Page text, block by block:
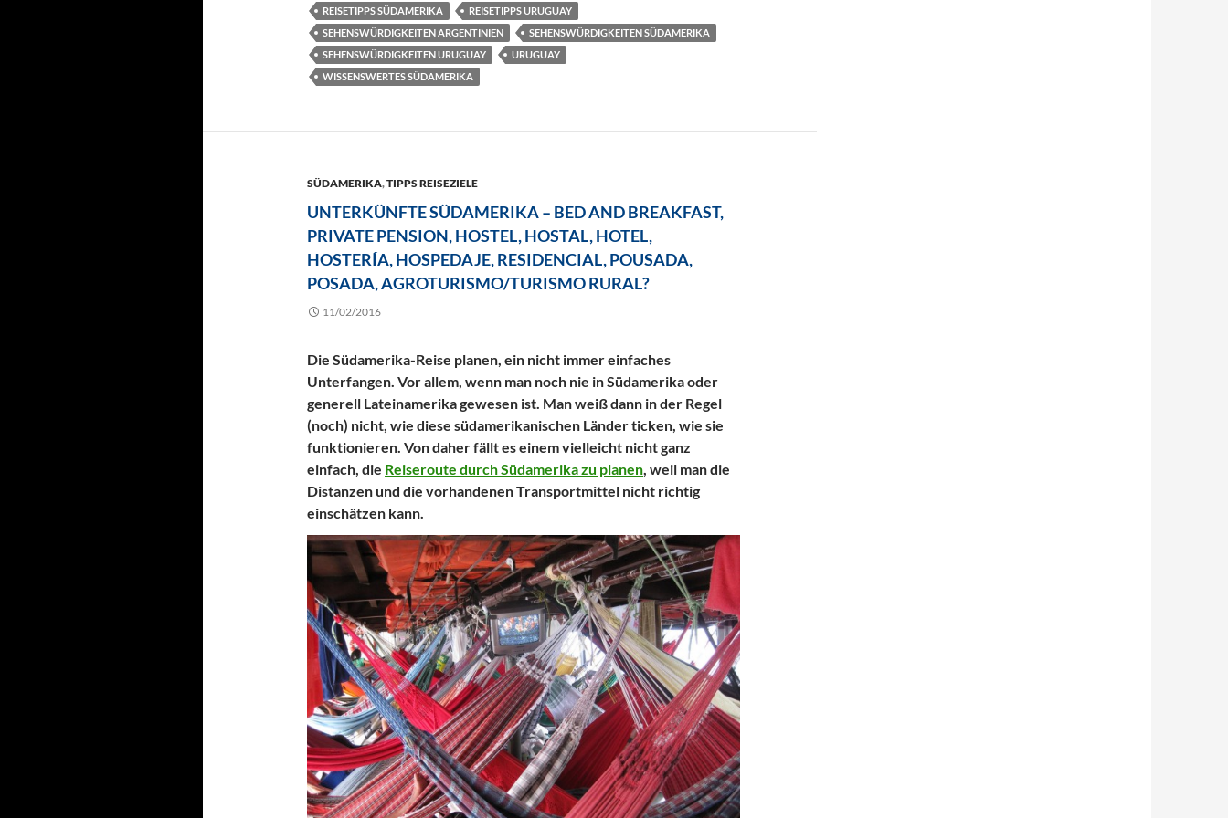
REISETIPPS SÜDAMERIKA
REISETIPPS URUGUAY
SEHENSWÜRDIGKEITEN ARGENTINIEN
SEHENSWÜRDIGKEITEN SÜDAMERIKA
SEHENSWÜRDIGKEITEN URUGUAY
URUGUAY
WISSENSWERTES SÜDAMERIKA
SÜDAMERIKA,TIPPS REISEZIELE
UNTERKÜNFTE SÜDAMERIKA – BED AND BREAKFAST,
PRIVATE PENSION, HOSTEL, HOSTAL, HOTEL,
HOSTERÍA, HOSPEDAJE, RESIDENCIAL, POUSADA,
POSADA, AGROTURISMO/TURISMO RURAL?
11/02/2016
Die Südamerika-Reise planen, ein nicht immer einfaches
Unterfangen. Vor allem, wenn man noch nie in Südamerika oder
generell Lateinamerika gewesen ist. Man weiß dann in der Regel
(noch) nicht, wie diese südamerikanischen Länder ticken, wie sie
funktionieren. Von daher fällt es einem vielleicht nicht ganz
einfach, die Reiseroute durch Südamerika zu planen , weil man die
Distanzen und die vorhandenen Transportmittel nicht richtig
einschätzen kann.